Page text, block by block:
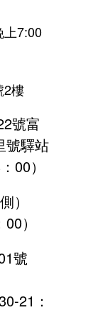
上7:00
2樓
號富
驛站
）
）
00）
號
市)
21：